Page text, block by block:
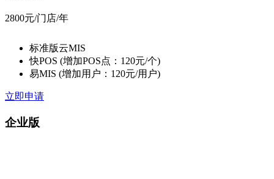
2800元/门店/年
标准版云MIS
快POS (增加POS点：120元/个)
易MIS (增加用户：120元/用户)
立即申请
企业版